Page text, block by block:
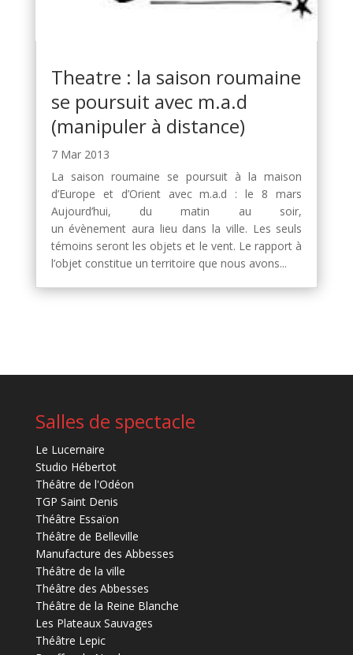
Theatre : la saison roumaine
se poursuit avec m.a.d
(manipuler à distance)
7 Mar 2013
La saison roumaine se poursuit à la maison
d’Europe et d’Orient avec m.a.d : le 8 mars
Aujourd’hui, du matin au soir,
un évènement aura lieu dans la ville. Les seuls
témoins seront les objets et le vent. Le rapport à
l’objet constitue un territoire que nous avons...
Salles de spectacle
Le Lucernaire
Studio Hébertot
Théâtre de l'Odéon
TGP Saint Denis
Théâtre Essaïon
Théâtre de Belleville
Manufacture des Abbesses
Théâtre de la ville
Théâtre des Abbesses
Théâtre de la Reine Blanche
Les Plateaux Sauvages
Théâtre Lepic